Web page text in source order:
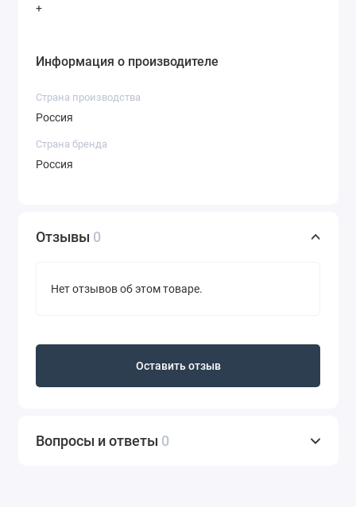
+
Информация о производителе
Страна производства
Россия
Страна бренда
Россия
Отзывы 0
Нет отзывов об этом товаре.
Оставить отзыв
Вопросы и ответы 0